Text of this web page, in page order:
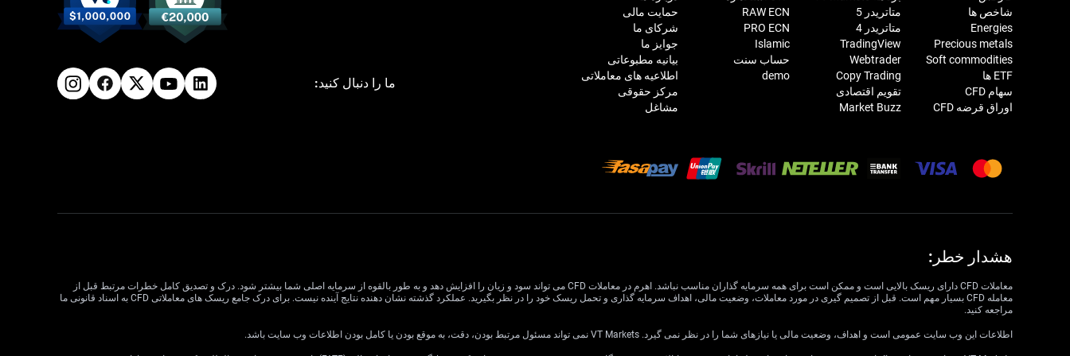
شاخص ها
Energies
Precious metals
Soft commodities
ETF ها
سهام CFD
اوراق قرضه CFD
متاتریدر 5
متاتریدر 4
TradingView
Webtrader
Copy Trading
تقویم اقتصادی
Market Buzz
RAW ECN
PRO ECN
Islamic
حساب سنت
demo
حمایت مالی
شرکای ما
جوایز ما
بیانیه مطبوعاتی
اطلاعیه های معاملاتی
مرکز حقوقی
مشاغل
ما را دنبال کنید:
هشدار خطر:
معاملات CFD دارای ریسک بالایی است و ممکن است برای همه سرمایه گذاران مناسب نباشد. اهرم در معاملات CFD می تواند سود و زیان را افزایش دهد و به طور بالقوه از سرمایه اصلی شما بیشتر شود. درک و تصدیق کامل خطرات مرتبط قبل از
معامله CFD بسیار مهم است. قبل از تصمیم گیری در مورد معاملات، وضعیت مالی، اهداف سرمایه گذاری و تحمل ریسک خود را در نظر بگیرید. عملکرد گذشته نشان دهنده نتایج آینده نیست. برای درک جامع ریسک های معاملاتی CFD به اسناد قانونی ما
مراجعه کنید.
اطلاعات این وب سایت عمومی است و اهداف، وضعیت مالی یا نیازهای شما را در نظر نمی گیرد. VT Markets نمی تواند مسئول مرتبط بودن، دقت، به موقع بودن یا کامل بودن اطلاعات وب سایت باشد.